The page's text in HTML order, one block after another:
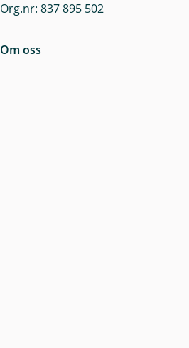
Org.nr: 837 895 502
Om oss